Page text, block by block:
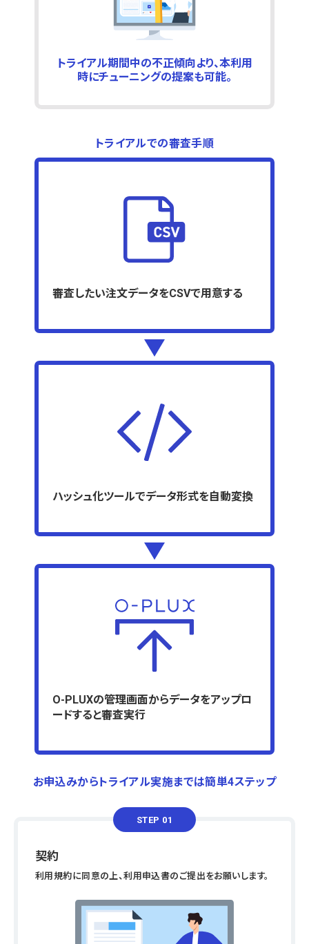
トライアル期間中の不正傾向より、本利用
時にチューニングの提案も可能。
トライアルでの審査手順
審査したい注文データをCSVで用意する
ハッシュ化ツールでデータ形式を自動変換
O-PLUXの管理画面からデータをアップロ
ードすると審査実行
お申込みからトライアル実施までは簡単4ステップ
STEP 01
契約
利用規約に同意の上、利用申込書のご提出をお願いします。